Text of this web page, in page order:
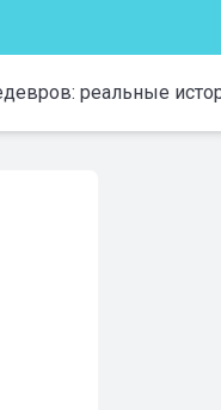
реальные